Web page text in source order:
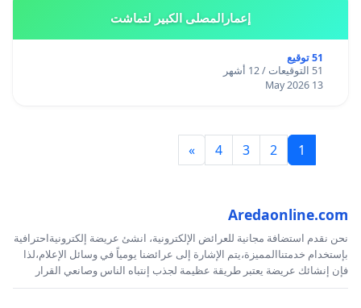
إعمارالمصلى الكبير لتماشت
51 توقيع
51 التوقيعات / 12 أشهر
13 May 2026
1
2
3
4
»
Aredaonline.com
نحن نقدم استضافة مجانية للعرائض الإلكترونية، انشئ عريضة إلكترونيةاحترافية
بإستخدام خدمتناالمميزة،يتم الإشارة إلى عرائضنا يومياً في وسائل الإعلام،لذا
فإن إنشائك عريضة يعتبر طريقة عظيمة لجذب إنتباه الناس وصانعي القرار